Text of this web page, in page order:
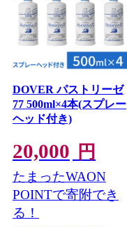
DOVER パストリーゼ
77 500ml×4本(スプレー
ヘッド付き)
20,000 円
たまったWAON
POINTで寄附でき
る！